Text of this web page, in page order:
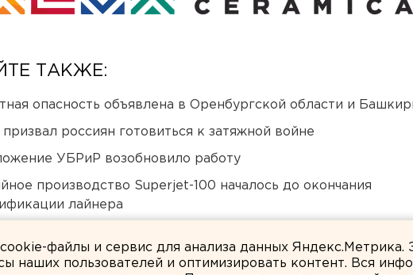
ТАКЖЕ:
опасность объявлена в Оренбургской области и
россиян готовиться к затяжной войне
УБРиР возобновило работу
производство Superjet-100 началось до окончания
лайнера
файлы и сервис для анализа данных
наших пользователей и оптимизировать контент. Вся